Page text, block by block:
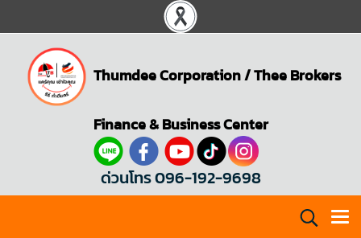
Thumdee Corporation/Thee Brokers
Finance & Business Center
ด่วนโทร 096-192-9698